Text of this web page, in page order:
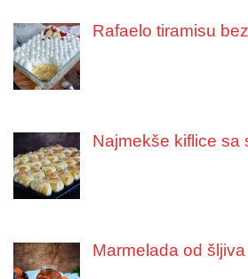
Rafaelo tiramisu
Najmekše kiflice sa
Marmelada od